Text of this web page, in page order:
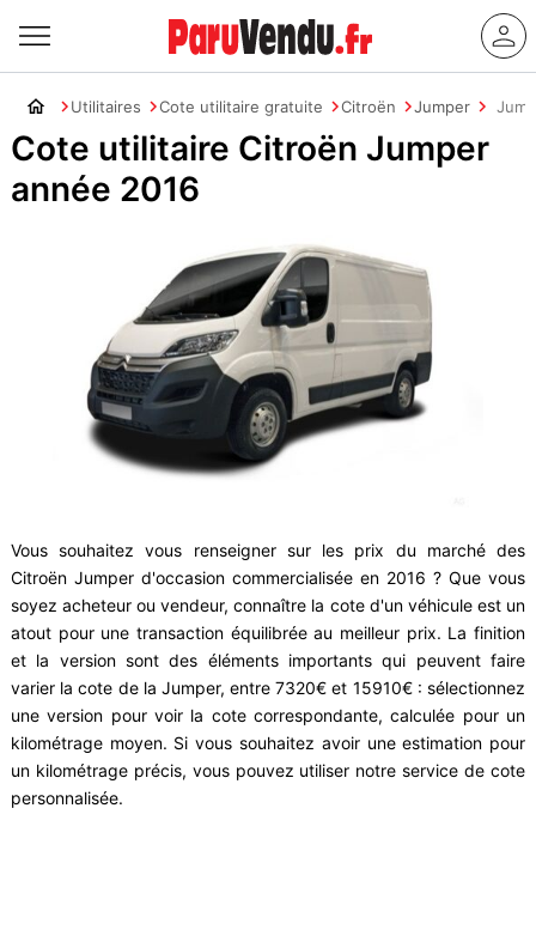
Utilitaires Cote utilitaire gratuite Citroën Jumper
Cote utilitaire Citroën Jumper
année 2016
Vous souhaitez vous renseigner sur les prix du marché des
Citroën Jumper d'occasion commercialisée en 2016 ? Que vous
soyez acheteur ou vendeur, connaître la cote d'un véhicule est un
atout pour une transaction équilibrée au meilleur prix. La finition
et la version sont des éléments importants qui peuvent faire
varier la cote de la Jumper, entre 7320€ et 15910€ : sélectionnez
une version pour voir la cote correspondante, calculée pour un
kilométrage moyen. Si vous souhaitez avoir une estimation pour
un kilométrage précis, vous pouvez utiliser notre service de cote
personnalisée.